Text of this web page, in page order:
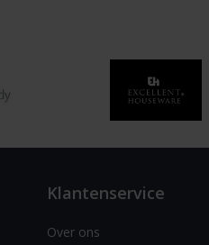
Klantenservice
Over ons